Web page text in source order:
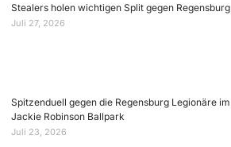
Stealers holen wichtigen Split gegen Regensburg
Juli 27, 2026
Spitzenduell gegen die Regensburg Legionäre im
Jackie Robinson Ballpark
Juli 23, 2026